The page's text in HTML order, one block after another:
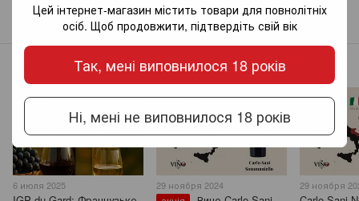
Цей інтернет-магазин містить товари для повнолітніх
осіб. Щоб продовжити, підтвердіть свій вік
Так, мені виповнилося 18 років
Ні, мені не виповнилося 18 років
Інші записи
6 июля 2025
29 ноября 2024
29 ноября